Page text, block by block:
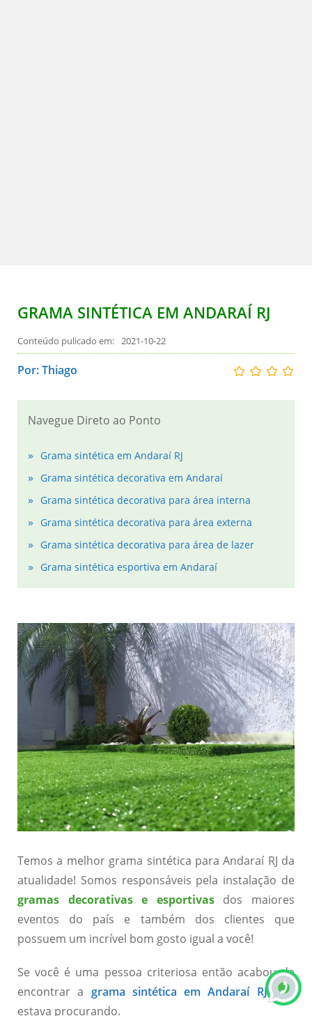
GRAMA SINTÉTICA EM ANDARAÍ RJ
2021-10-22
Por: Thiago
Navegue Direto ao Ponto
Grama sintética em Andaraí RJ
Grama sintética decorativa em Andaraí
Grama sintética decorativa para área interna
Grama sintética decorativa para área externa
Grama sintética decorativa para área de lazer
Grama sintética esportiva em Andaraí
Temos a melhor grama sintética para Andaraí RJ da
atualidade! Somos responsáveis pela instalação de
gramas decorativas e esportivasdos maiores
eventos do país e também dos clientes que
possuem um incrível bom gosto igual a você!
Se você é uma pessoa criteriosa então acabou de
encontrar a grama sintética em Andaraí RJque
estava procurando.